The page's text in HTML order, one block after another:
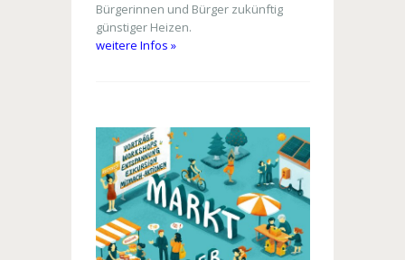
Bürgerinnen und Bürger zukünftig
günstiger Heizen.
weitere Infos »